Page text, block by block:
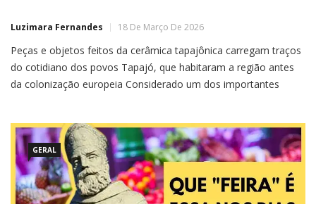
Luzimara Fernandes 18 De Março De 2026
Peças e objetos feitos da cerâmica tapajônica carregam traços
do cotidiano dos povos Tapajó, que habitaram a região antes
da colonização europeia Considerado um dos importantes
organização social dos povos Tajapó, grupos originários que
habitaram a
GERAL